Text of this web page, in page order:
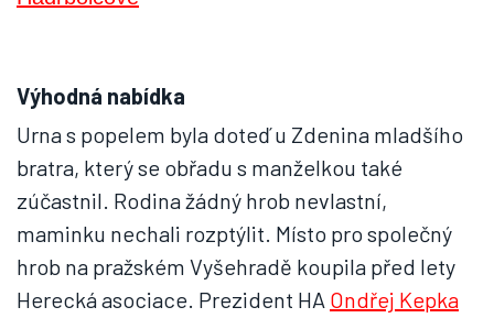
Výhodná nabídka
Urna s popelem byla doteď u Zdenina mladšího
bratra, který se obřadu s manželkou také
zúčastnil. Rodina žádný hrob nevlastní,
maminku nechali rozptýlit. Místo pro společný
hrob na pražském Vyšehradě koupila před lety
Herecká asociace. Prezident HA Ondřej Kepka